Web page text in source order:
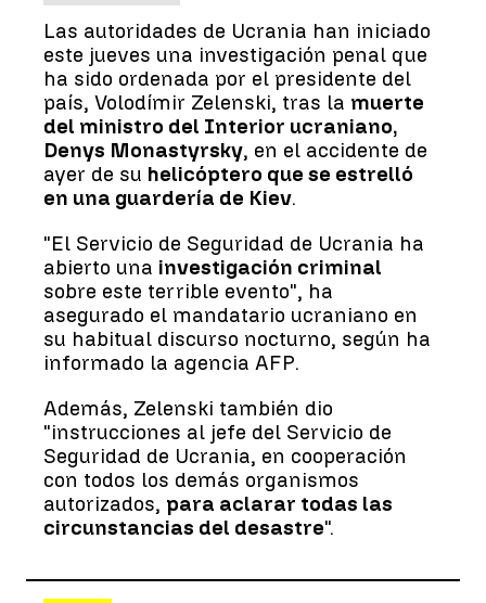
Las autoridades de Ucrania han iniciado
este jueves una investigación penal que
ha sido ordenada por el presidente del
país, Volodímir Zelenski, tras la muerte
del ministro del Interior ucraniano,
Denys Monastyrsky, en el accidente de
ayer de su helicóptero que se estrelló
en una guardería de Kiev.
"El Servicio de Seguridad de Ucrania ha
abierto una investigación criminal
sobre este terrible evento", ha
asegurado el mandatario ucraniano en
su habitual discurso nocturno, según ha
informado la agencia AFP.
Además, Zelenski también dio
"instrucciones al jefe del Servicio de
Seguridad de Ucrania, en cooperación
con todos los demás organismos
autorizados, para aclarar todas las
circunstancias del desastre".